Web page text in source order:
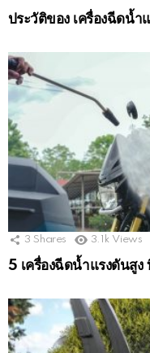
ประวัติของ เครื่องฉีดน้ำ
3 Shares 3.1k Views
5 เครื่องฉีดน้ำแรงดันสู